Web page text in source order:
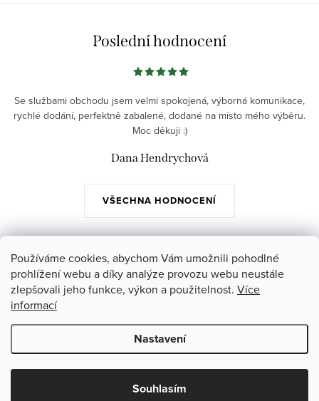
Používáme cookies, abychom Vám umožnili pohodlné
prohlížení webu a díky analýze provozu webu neustále
zlepšovali jeho funkce, výkon a použitelnost. Více
informací
Nastavení
Souhlasím
Poslední hodnocení
VŠECHNA HODNOCENÍ
Se službami obchodu jsem velmi spokojená, výborná komunikace,
rychlé dodání, perfektně zabalené, dodané na místo mého výběru.
Moc děkuji :)
Dana Hendrychová
Z
Instagram
Poslední hodnocení produktů
Copyright 2026Jazmin.cz. Všechna práva vyhrazena.